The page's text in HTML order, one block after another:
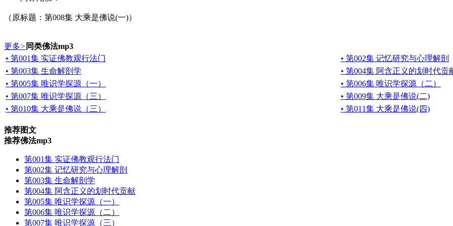
（原标题：第008集 大乘是佛说(一)）
更多> 同类佛法mp3
• 第001集 实证佛教观行法门
• 第002集 记忆研究与心理解剖
• 第003集 生命解剖学
• 第004集 阿含正义的划时代贡
• 第005集 唯识学探源（一）
• 第006集 唯识学探源（二）
• 第007集 唯识学探源（三）
• 第009集 大乘是佛说(二)
• 第010集 大乘是佛说（三）
• 第011集 大乘是佛说(四)
推荐图文
推荐佛法mp3
第001集 实证佛教观行法门
第002集 记忆研究与心理解剖
第003集 生命解剖学
第004集 阿含正义的划时代贡献
第005集 唯识学探源（一）
第006集 唯识学探源（二）
第007集 唯识学探源（三）